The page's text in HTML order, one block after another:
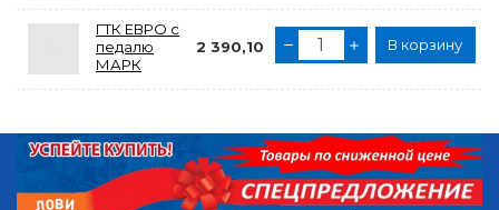
ГТК ЕВРО с
педалю
МАРК
2 390,10 В корзину